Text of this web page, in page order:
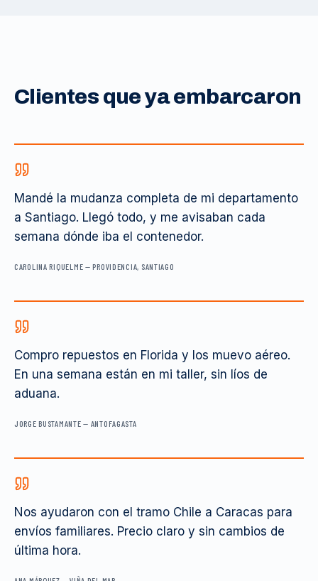
Clientes que ya embarcaron
Mandé la mudanza completa de mi departamento
a Santiago. Llegó todo, y me avisaban cada
semana dónde iba el contenedor.
CAROLINA RIQUELME —PROVIDENCIA, SANTIAGO
Compro repuestos en Florida y los muevo aéreo.
En una semana están en mi taller, sin líos de
aduana.
JORGE BUSTAMANTE — ANTOFAGASTA
Nos ayudaron con el tramo Chile a Caracas para
envíos familiares. Precio claro y sin cambios de
última hora.